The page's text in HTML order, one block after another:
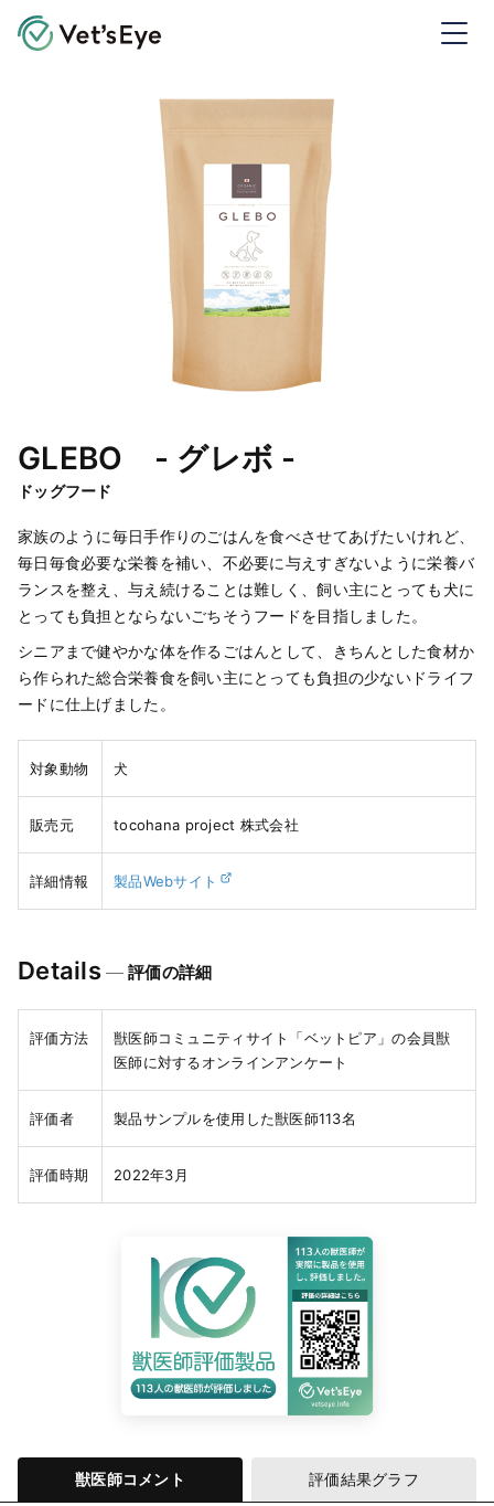
GLEBO - グレボ -
ドッグフード
家族のように毎日手作りのごはんを食べさせてあげたいけれど、
毎日毎食必要な栄養を補い、不必要に与えすぎないように栄養バ
ランスを整え、与え続けることは難しく、飼い主にとっても犬に
とっても負担とならないごちそうフードを目指しました。
シニアまで健やかな体を作るごはんとして、きちんとした食材か
ら作られた総合栄養食を飼い主にとっても負担の少ないドライフ
ードに仕上げました。
対象動物 犬
販売元 tocohana project 株式会社
詳細情報 製品Webサイト
Details 評価の詳細
評価方法
獣医師コミュニティサイト「ベットピア」の会員獣
医師に対するオンラインアンケート
評価者 製品サンプルを使用した獣医師113名
評価時期 2022年3月
獣医師コメント 評価結果グラフ